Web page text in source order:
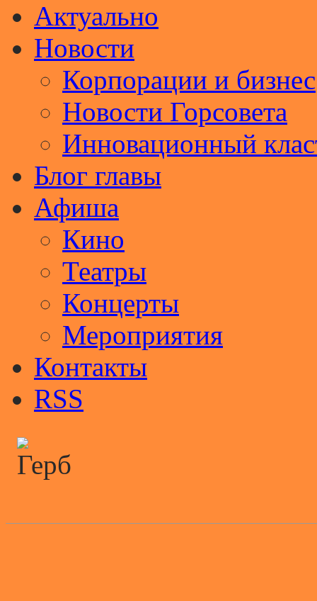
Актуально
Новости
Корпорации и бизнес
Новости Горсовета
Инновационный
Блог главы
Афиша
Кино
Театры
Концерты
Мероприятия
Контакты
RSS